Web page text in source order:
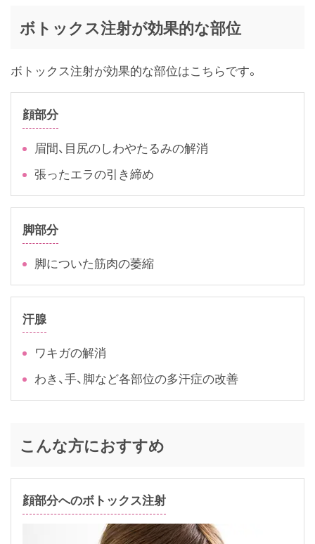
ボトックス注射が効果的な部位
ボトックス注射が効果的な部位はこちらです。
顔部分
眉間、目尻のしわやたるみの解消
張ったエラの引き締め
脚部分
脚についた筋肉の萎縮
汗腺
ワキガの解消
わき、手、脚など各部位の多汗症の改善
こんな方におすすめ
顔部分へのボトックス注射